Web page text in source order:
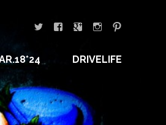
DRIVELIFE